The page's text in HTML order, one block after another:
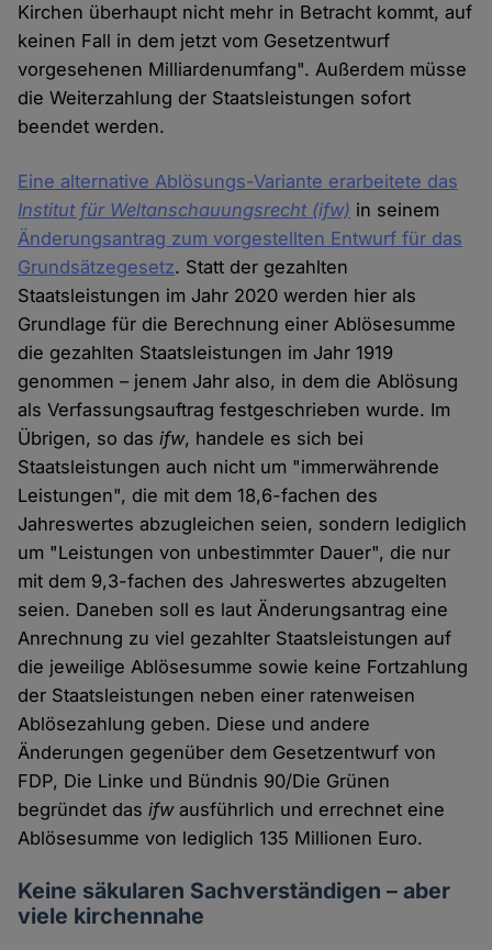
Kirchen überhaupt nicht mehr in Betracht kommt, auf
keinen Fall in dem jetzt vom Gesetzentwurf
vorgesehenen Milliardenumfang". Außerdem müsse
die Weiterzahlung der Staatsleistungen sofort
beendet werden.
Eine alternative Ablösungs-Variante erarbeitete das
Institut für Weltanschauungsrecht (ifw) in seinem
Änderungsantrag zum vorgestellten Entwurf für das
Grundsätzegesetz. Statt der gezahlten
Staatsleistungen im Jahr 2020 werden hier als
Grundlage für die Berechnung einer Ablösesumme
die gezahlten Staatsleistungen im Jahr 1919
genommen – jenem Jahr also, in dem die Ablösung
als Verfassungsauftrag festgeschrieben wurde. Im
Übrigen, so dasifw, handele es sich bei
Staatsleistungen auch nicht um "immerwährende
Leistungen", die mit dem 18,6-fachen des
Jahreswertes abzugleichen seien, sondern lediglich
um "Leistungen von unbestimmter Dauer", die nur
mit dem 9,3-fachen des Jahreswertes abzugelten
seien. Daneben soll es laut Änderungsantrag eine
Anrechnung zu viel gezahlter Staatsleistungen auf
die jeweilige Ablösesumme sowie keine Fortzahlung
der Staatsleistungen neben einer ratenweisen
Ablösezahlung geben. Diese und andere
Änderungen gegenüber dem Gesetzentwurf von
FDP, Die Linke und Bündnis 90/Die Grünen
begründet dasifwausführlich und errechnet eine
Ablösesumme von lediglich 135 Millionen Euro.
Keine säkularen Sachverständigen – aber
viele kirchennahe